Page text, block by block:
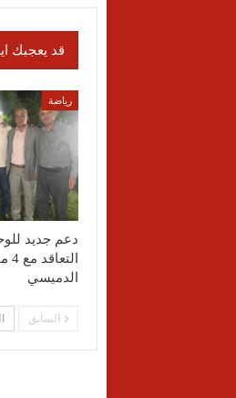
قد يعجبك
رياضة
دعم جديد
الدميسي
السابق